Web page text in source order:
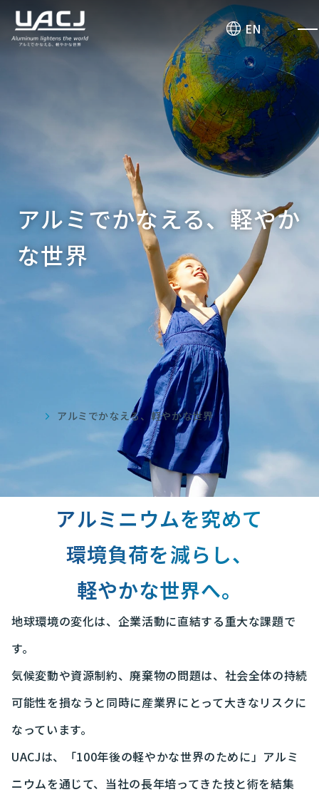
EN
アルミでかなえる、軽やか
な世界
アルミでかなえる、軽やかな世界
アルミニウムを究めて
環境負荷を減らし、
軽やかな世界へ。
地球環境の変化は、企業活動に直結する重大な課題で
す。
気候変動や資源制約、廃棄物の問題は、 社会全体の持続
可能性を損なうと同時に産業界にとって大きなリスクに
なっています。
UACJは、「100年後の軽やかな世界のために」 アルミ
ニウムを通じて、当社の長年培ってきた技と術を結集